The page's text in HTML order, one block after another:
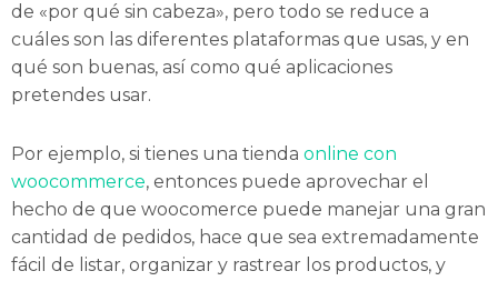
de «por qué sin cabeza», pero todo se reduce a
cuáles son las diferentes plataformas que usas, y en
qué son buenas, así como qué aplicaciones
pretendes usar.
Por ejemplo, si tienes una tienda online con
woocommerce, entonces puede aprovechar el
hecho de que woocomerce puede manejar una gran
cantidad de pedidos, hace que sea extremadamente
fácil de listar, organizar y rastrear los productos, y